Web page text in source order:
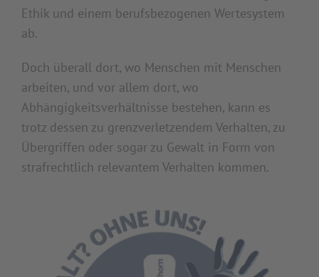
Ethik und einem berufsbezogenen Wertesystem
ab.
Doch überall dort, wo Menschen mit Menschen
arbeiten, und vor allem dort, wo
Abhängigkeitsverhältnisse bestehen, kann es
trotz dessen zu grenzverletzendem Verhalten, zu
Übergriffen oder sogar zu Gewalt in Form von
strafrechtlich relevantem Verhalten kommen.